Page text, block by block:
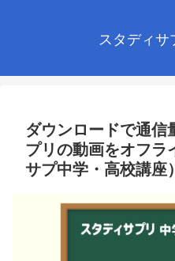
スタディサ
ダウンロードで通信
プリの動画をオフラ
サプ中学・高校講座）